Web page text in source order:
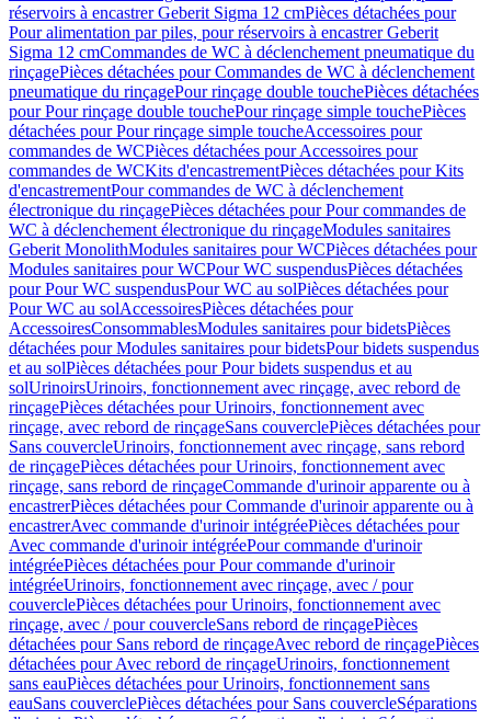
réservoirs à encastrer Geberit Sigma 12 cmPièces détachées pour
Pour alimentation par piles, pour réservoirs à encastrer Geberit
Sigma 12 cmCommandes de WC à déclenchement pneumatique du
rinçagePièces détachées pour Commandes de WC à déclenchement
pneumatique du rinçagePour rinçage double touchePièces détachées
pour Pour rinçage double touchePour rinçage simple touchePièces
détachées pour Pour rinçage simple toucheAccessoires pour
commandes de WCPièces détachées pour Accessoires pour
commandes de WCKits d'encastrementPièces détachées pour Kits
d'encastrementPour commandes de WC à déclenchement
électronique du rinçagePièces détachées pour Pour commandes de
WC à déclenchement électronique du rinçageModules sanitaires
Geberit MonolithModules sanitaires pour WCPièces détachées pour
Modules sanitaires pour WCPour WC suspendusPièces détachées
pour Pour WC suspendusPour WC au solPièces détachées pour
Pour WC au solAccessoiresPièces détachées pour
AccessoiresConsommablesModules sanitaires pour bidetsPièces
détachées pour Modules sanitaires pour bidetsPour bidets suspendus
et au solPièces détachées pour Pour bidets suspendus et au
solUrinoirsUrinoirs, fonctionnement avec rinçage, avec rebord de
rinçagePièces détachées pour Urinoirs, fonctionnement avec
rinçage, avec rebord de rinçageSans couverclePièces détachées pour
Sans couvercleUrinoirs, fonctionnement avec rinçage, sans rebord
de rinçagePièces détachées pour Urinoirs, fonctionnement avec
rinçage, sans rebord de rinçageCommande d'urinoir apparente ou à
encastrerPièces détachées pour Commande d'urinoir apparente ou à
encastrerAvec commande d'urinoir intégréePièces détachées pour
Avec commande d'urinoir intégréePour commande d'urinoir
intégréePièces détachées pour Pour commande d'urinoir
intégréeUrinoirs, fonctionnement avec rinçage, avec / pour
couverclePièces détachées pour Urinoirs, fonctionnement avec
rinçage, avec / pour couvercleSans rebord de rinçagePièces
détachées pour Sans rebord de rinçageAvec rebord de rinçagePièces
détachées pour Avec rebord de rinçageUrinoirs, fonctionnement
sans eauPièces détachées pour Urinoirs, fonctionnement sans
eauSans couverclePièces détachées pour Sans couvercleSéparations